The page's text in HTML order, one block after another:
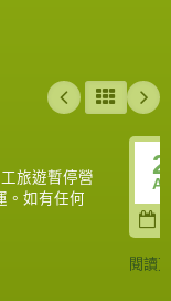
旅遊暫停營
。如有任何
閱讀